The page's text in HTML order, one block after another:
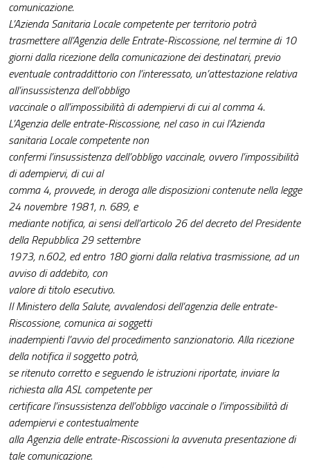
comunicazione.
L’Azienda Sanitaria Locale competente per territorio potrà
trasmettere all’Agenzia delle Entrate-Riscossione, nel termine di 10
giorni dalla ricezione della comunicazione dei destinatari, previo
eventuale contraddittorio con l’interessato, un’attestazione relativa
all’insussistenza dell’obbligo
vaccinale o all’impossibilità di adempiervi di cui al comma 4.
L’Agenzia delle entrate-Riscossione, nel caso in cui l’Azienda
sanitaria Locale competente non
confermi l’insussistenza dell’obbligo vaccinale, ovvero l’impossibilità
di adempiervi, di cui al
comma 4, provvede, in deroga alle disposizioni contenute nella legge
24 novembre 1981, n. 689, e
mediante notifica, ai sensi dell’articolo 26 del decreto del Presidente
della Repubblica 29 settembre
1973, n.602, ed entro 180 giorni dalla relativa trasmissione, ad un
avviso di addebito, con
valore di titolo esecutivo.
Il Ministero della Salute, avvalendosi dell’agenzia delle entrate-
Riscossione, comunica ai soggetti
inadempienti l’avvio del procedimento sanzionatorio. Alla ricezione
della notifica il soggetto potrà,
se ritenuto corretto e seguendo le istruzioni riportate, inviare la
richiesta alla ASL competente per
certificare l’insussistenza dell’obbligo vaccinale o l’impossibilità di
adempiervi e contestualmente
alla Agenzia delle entrate-Riscossioni la avvenuta presentazione di
tale comunicazione.